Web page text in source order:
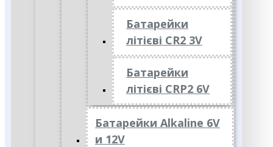
Батарейки
літієві CR2 3V
Батарейки
літієві CRP2 6V
Батарейки Alkaline 6V
и 12V